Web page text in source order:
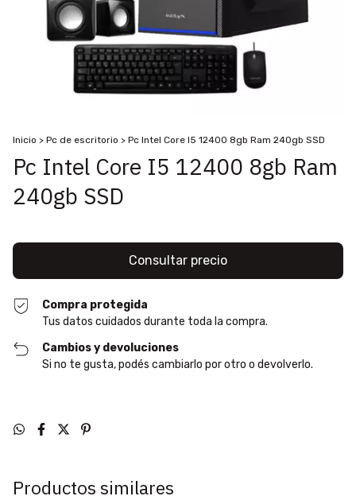
Inicio > Pc de escritorio > Pc Intel Core I5 12400 8gb Ram 240gb SSD
Pc Intel Core I5 12400 8gb Ram
240gb SSD
Compra protegida
Tus datos cuidados durante toda la compra.
Cambios y devoluciones
Si no te gusta, podés cambiarlo por otro o devolverlo.
Productos similares